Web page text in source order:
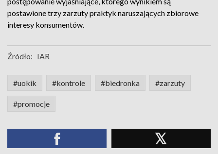
postawione trzy zarzuty praktyk naruszających zbiorowe
interesy konsumentów.
Źródło: IAR
#uokik #kontrole #biedronka #zarzuty
#promocje